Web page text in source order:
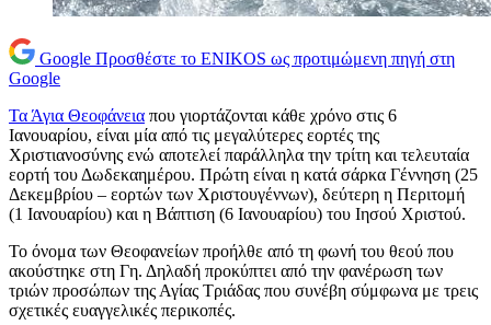
Google Προσθέστε το ENIKOS ως προτιμώμενη πηγή στη
Google
Τα Άγια Θεοφάνεια που γιορτάζονται κάθε χρόνο στις 6
Ιανουαρίου, είναι μία από τις μεγαλύτερες εορτές της
Χριστιανοσύνης ενώ αποτελεί παράλληλα την τρίτη και τελευταία
εορτή του Δωδεκαημέρου. Πρώτη είναι η κατά σάρκα Γέννηση (25
Δεκεμβρίου – εορτών των Χριστουγέννων), δεύτερη η Περιτομή
(1 Ιανουαρίου) και η Βάπτιση (6 Ιανουαρίου) του Ιησού Χριστού.
Το όνομα των Θεοφανείων προήλθε από τη φωνή του θεού που
ακούστηκε στη Γη. Δηλαδή προκύπτει από την φανέρωση των
τριών προσώπων της Αγίας Τριάδας που συνέβη σύμφωνα με τρεις
σχετικές ευαγγελικές περικοπές.